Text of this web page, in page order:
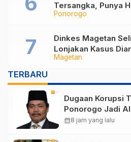
Ponorogo
Tersangka, Punya
Utang Rp1,4 Miliar
Magetan
Dinkes Magetan
Lonjakan Kasus
Lakukan
TERBARU
Dugaan Korupsi
Ponorogo Jadi
Magetan Perkuat
calendar_month8 jam yang lalu